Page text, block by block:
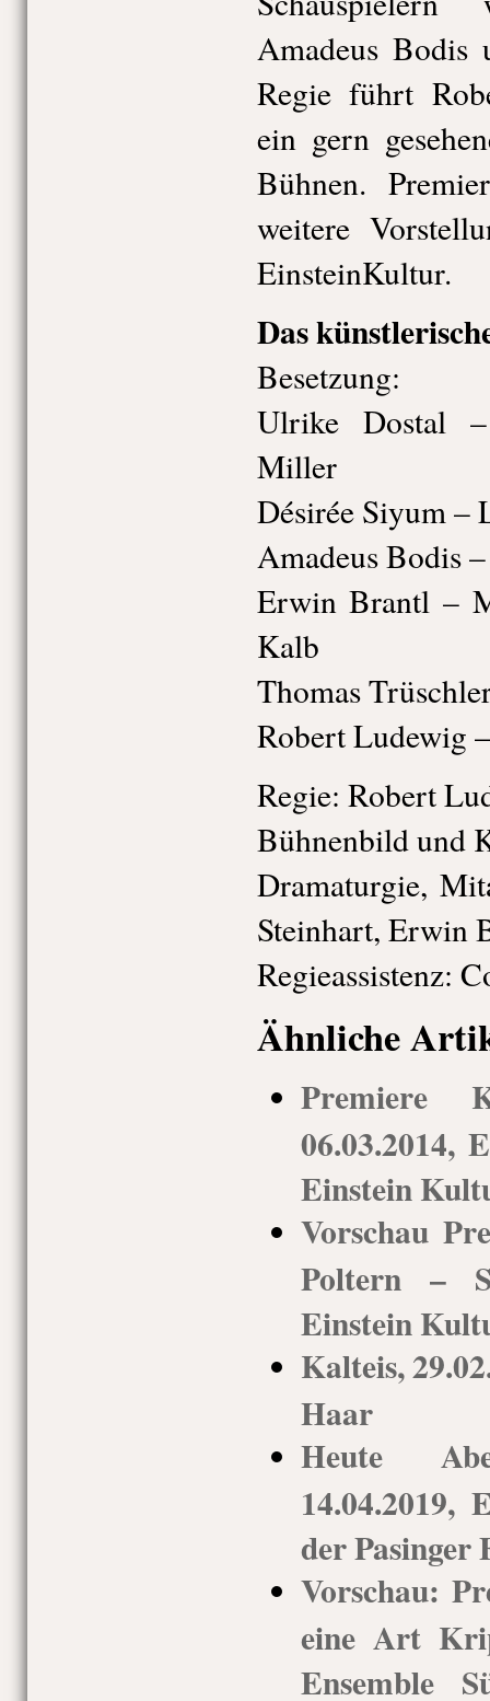
Amadeus Bodis
Regie führt
ein gern
Bühnen.
weitere
EinsteinKultur.
Das
Besetzung:
Ulrike Dostal
Miller
Désirée Siyum –
Amadeus Bodis
Erwin Brantl –
Kalb
Thomas
Robert Ludewig
Regie: Robert
Bühnenbild und
Dramaturgie,
Steinhart, Erwin
Regieassistenz:
Ähnliche
Premiere
06.03.2014,
Einstein
Vorschau
Poltern –
Einstein
Kalteis,
Haar
Heute
14.04.2019,
der Pasinger
Vorschau:
eine Art
Ensemble